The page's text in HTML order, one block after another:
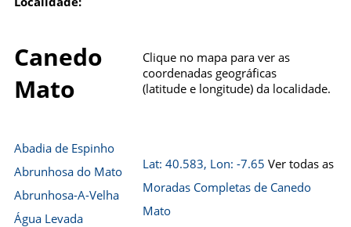
Canedo
Mato
Clique no mapa para ver as
coordenadas geográficas
(latitude e longitude) da localidade.
Abadia de Espinho
Abrunhosa do Mato
Abrunhosa-A-Velha
Água Levada
Lat: 40.583, Lon: -7.65 Ver todas as
Moradas Completas de Canedo
Mato